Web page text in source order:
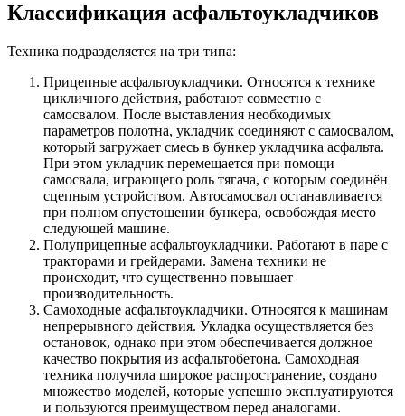
Классификация асфальтоукладчиков
Техника подразделяется на три типа:
Прицепные асфальтоукладчики. Относятся к технике
цикличного действия, работают совместно с
самосвалом. После выставления необходимых
параметров полотна, укладчик соединяют с самосвалом,
который загружает смесь в бункер укладчика асфальта.
При этом укладчик перемещается при помощи
самосвала, играющего роль тягача, с которым соединён
сцепным устройством. Автосамосвал останавливается
при полном опустошении бункера, освобождая место
следующей машине.
Полуприцепные асфальтоукладчики. Работают в паре с
тракторами и грейдерами. Замена техники не
происходит, что существенно повышает
производительность.
Самоходные асфальтоукладчики. Относятся к машинам
непрерывного действия. Укладка осуществляется без
остановок, однако при этом обеспечивается должное
качество покрытия из асфальтобетона. Самоходная
техника получила широкое распространение, создано
множество моделей, которые успешно эксплуатируются
и пользуются преимуществом перед аналогами.